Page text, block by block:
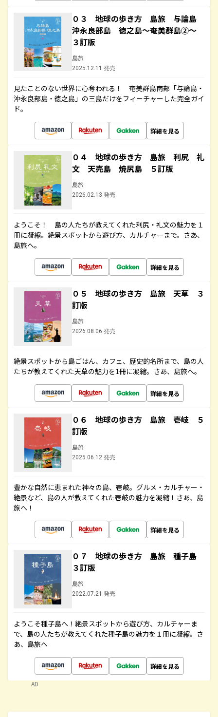
０３ 地球の歩き方 島旅 与論島
沖永良部島 徳之島～奄美群島②～
３訂版
島旅
2025.12.11 発売
見たことのない世界に心奪われる！ 奄美群島南部「与論島・
沖永良部島・徳之島」の三島だけをフィーチャーした完全ガイ
ド。
詳細を見る
０４ 地球の歩き方 島旅 利尻 礼
文 天売島 焼尻島 ５訂版
島旅
2026.02.13 発売
ようこそ！ 島の人たちが教えてくれた利尻・礼文の魅力を１
冊に凝縮。絶景スポットから遊び方、カルチャーまで。さあ、
島旅へ。
詳細を見る
０５ 地球の歩き方 島旅 天草 ３
訂版
島旅
2026.08.06 発売
絶景スポットから島ごはん、カフェ、歴史的名所まで、島の人
たちが教えてくれた天草の魅力を1冊に凝縮。さあ、島旅へ。
詳細を見る
０６ 地球の歩き方 島旅 壱岐 ５
訂版
島旅
2025.06.12 発売
豊かな自然に恵まれた神々の島、壱岐。グルメ・カルチャー・
絶景など、島の人が教えてくれた壱岐の魅力を凝縮！さあ、島
旅へ！
詳細を見る
０７ 地球の歩き方 島旅 種子島
３訂版
島旅
2022.07.21 発売
ようこそ種子島へ！絶景スポットから遊び方、カルチャーま
で、島の人たちが教えてくれた種子島の魅力を１冊に凝縮。さ
あ、島旅へ
詳細を見る
AD